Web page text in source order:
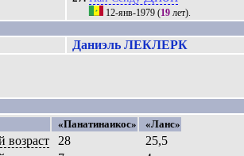
12-янв-1979 (19 лет).
Даниэль ЛЕКЛЕРК
«Панатинаикос»
«Ланс»
возраст 28
25,5